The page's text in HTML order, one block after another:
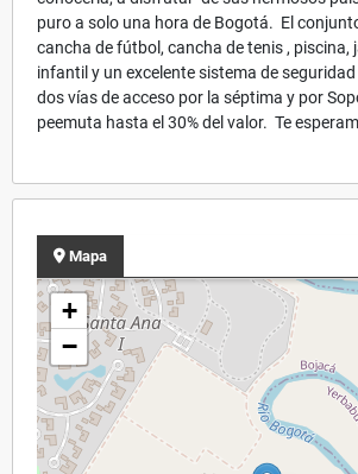
puro a solo una hora de Bogotá. El
cancha de fútbol, cancha de tenis , piscina,
infantil y un excelente sistema de
dos vías de acceso por la séptima y por
peemuta hasta el 30% del valor. Te
Mapa
+
−